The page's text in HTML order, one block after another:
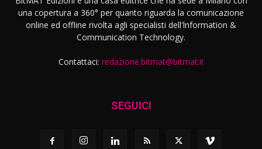
una copertura a 360° per quanto riguarda la comunicazione
online ed offline rivolta agli specialisti dell'lnformation &
Communication Technology.
Contattaci: redazione.bitmat@bitmat.it
SEGUICI